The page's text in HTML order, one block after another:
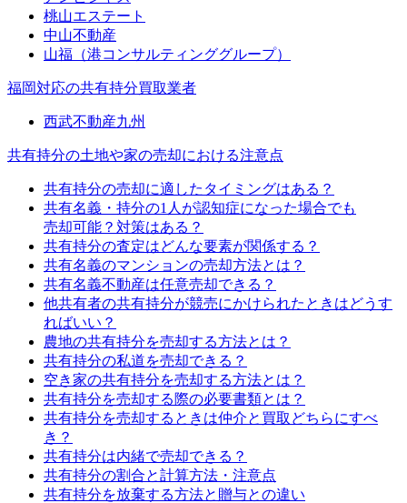
桃山エステート
中山不動産
山福（港コンサルティンググループ）
福岡対応の共有持分買取業者
西武不動産九州
共有持分の土地や家の売却における注意点
共有持分の売却に適したタイミングはある？
共有名義・持分の1人が認知症になった場合でも
売却可能？対策はある？
共有持分の査定はどんな要素が関係する？
共有名義のマンションの売却方法とは？
共有名義不動産は任意売却できる？
他共有者の共有持分が競売にかけられたときはどうす
ればいい？
農地の共有持分を売却する方法とは？
共有持分の私道を売却できる？
空き家の共有持分を売却する方法とは？
共有持分を売却する際の必要書類とは？
共有持分を売却するときは仲介と買取どちらにすべ
き？
共有持分は内緒で売却できる？
共有持分の割合と計算方法・注意点
共有持分を放棄する方法と贈与との違い